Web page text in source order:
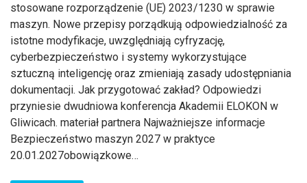
stosowane rozporządzenie (UE) 2023/1230 w sprawie
maszyn. Nowe przepisy porządkują odpowiedzialność za
istotne modyfikacje, uwzględniają cyfryzację,
cyberbezpieczeństwo i systemy wykorzystujące
sztuczną inteligencję oraz zmieniają zasady udostępniania
dokumentacji. Jak przygotować zakład? Odpowiedzi
przyniesie dwudniowa konferencja Akademii ELOKON w
Gliwicach. materiał partnera Najważniejsze informacje
Bezpieczeństwo maszyn 2027 w praktyce
20.01.2027obowiązkowe…